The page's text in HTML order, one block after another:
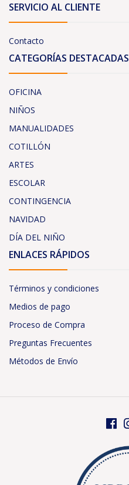
SERVICIO AL CLIENTE
Contacto
CATEGORÍAS DESTACADAS
OFICINA
NIÑOS
MANUALIDADES
COTILLÓN
ARTES
ESCOLAR
CONTINGENCIA
NAVIDAD
DÍA DEL NIÑO
ENLACES RÁPIDOS
Términos y condiciones
Medios de pago
Proceso de Compra
Preguntas Frecuentes
Métodos de Envío